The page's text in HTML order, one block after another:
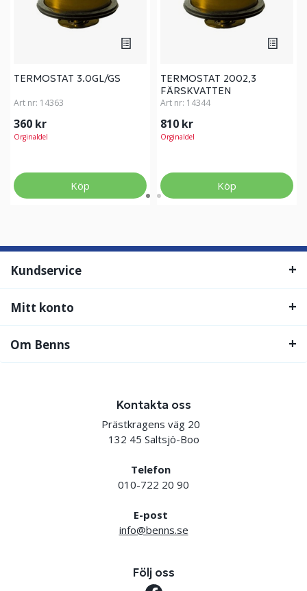
TERMOSTAT 3.0GL/GS
Art nr: 14363
360 kr
Orginaldel
Köp
TERMOSTAT 2002,3
FÄRSKVATTEN
Art nr: 14344
810 kr
Orginaldel
Köp
Kundservice
Mitt konto
Om Benns
Kontakta oss
Prästkragens väg 20
132 45 Saltsjö-Boo
Telefon
010-722 20 90
E-post
info@benns.se
Följ oss